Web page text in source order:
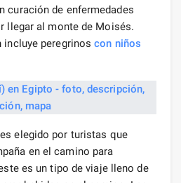
curación de enfermedades
llegar al monte de Moisés.
incluye peregrinoscon niños
elegido por turistas que
en el camino para
es un tipo de viaje lleno de